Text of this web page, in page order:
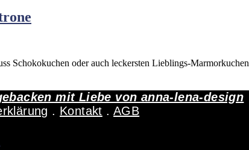
Schokokuchen oder auch leckersten Lieblings-Marmorkuchen
mit Liebe von anna-lena-design
. Kontakt .AGB